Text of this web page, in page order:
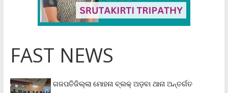
FAST NEWS
ଗଜପତିଜିଲ୍ଲା ମୋହନା ବ୍ଲକ୍‌ ଅଡ଼ବା ଥାନା ଅନ୍ତର୍ଗତ